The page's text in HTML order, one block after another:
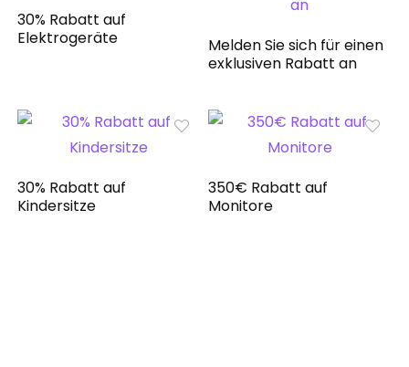
30% Rabatt auf
Elektrogeräte
Melden Sie sich für einen
exklusiven Rabatt an
30% Rabatt auf
Kindersitze
350€ Rabatt auf
Monitore